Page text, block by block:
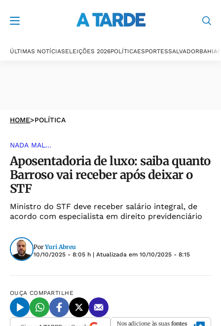
ÚLTIMAS NOTÍCIASELEIÇÕES 2026POLÍTICAESPORTESSALVADORBAHIA
HOME>POLÍTICA
NADA MAL...
Aposentadoria de luxo: saiba quanto
Barroso vai receber após deixar o
STF
Ministro do STF deve receber salário integral, de
acordo com especialista em direito previdenciário
Por Yuri Abreu
10/10/2025 - 8:05 h | Atualizada em 10/10/2025 - 8:15
OUÇA COMPARTILHE
Nos adicione às suas fontes